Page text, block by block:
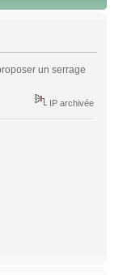
un serrage
IP archivée